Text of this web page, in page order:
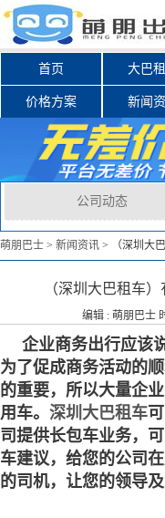
首页 大巴
价格方案 新闻
公司动态
萌朋巴士 > 新闻资讯 > （深圳大
（深圳大巴租车
编辑 : 萌朋巴士
企业商务出行应该
为了促成商务活动的
的重要，所以大量企
用车。 深圳大巴租车
司提供长包车业务，
车建议，给您的公司
的司机，让您的领导